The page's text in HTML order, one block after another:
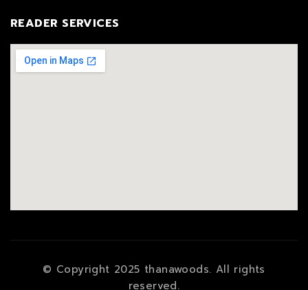
READER SERVICES
© Copyright 2025 thanawoods. All rights
reserved.